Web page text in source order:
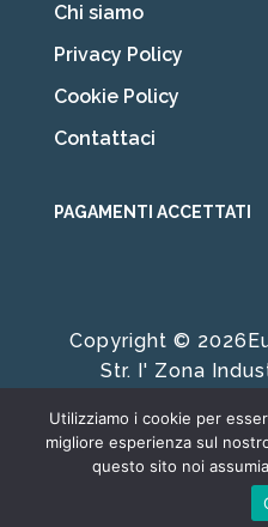
Chi siamo
Privacy Policy
Cookie Policy
Contattaci
PAGAMENTI ACCETTATI
Copyright ©
Str. I' Zona
Developed by
Utilizziamo i cookie per
migliore esperienza sul
questo sito noi